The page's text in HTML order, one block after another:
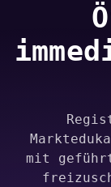
mit